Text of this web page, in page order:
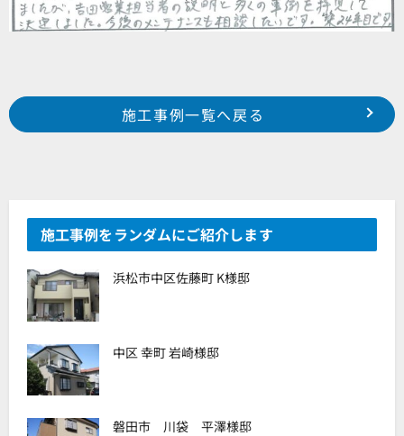
Prev
浜松市 西区 篠原町 某借家様邸
浜松市 東区 大島町 K様邸
施工事例一覧へ戻る
施工事例をランダムにご紹介します
浜松市中区佐藤町 K様邸
中区 幸町 岩崎様邸
磐田市 川袋 平澤様邸